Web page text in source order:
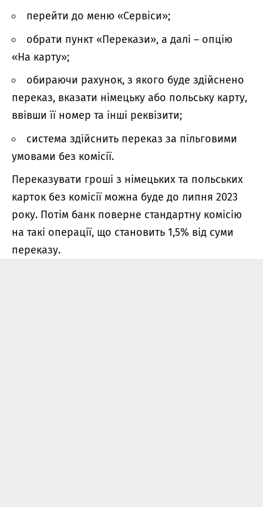
перейти до меню «Сервіси»;
обрати пункт «Перекази», а далі – опцію
«На карту»;
обираючи рахунок, з якого буде здійснено
переказ, вказати німецьку або польську карту,
ввівши її номер та інші реквізити;
система здійснить переказ за пільговими
умовами без комісії.
Переказувати гроші з німецьких та польських
карток без комісії можна буде до липня 2023
року. Потім банк поверне стандартну комісію
на такі операції, що становить 1,5% від суми
переказу.